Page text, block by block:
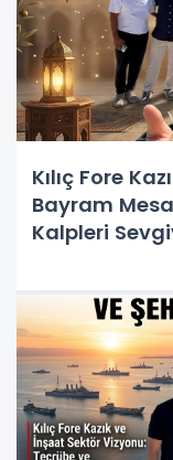
Kılıç Fore
Bayram
Kalpleri